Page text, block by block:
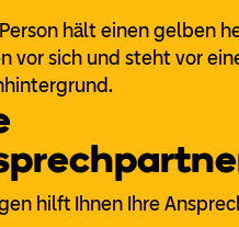
hilft Ihnen Ihre